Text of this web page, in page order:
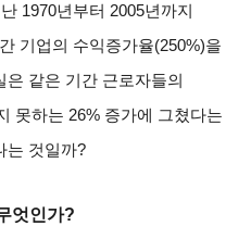
1970년부터 2005년까지
기업의 수익증가율(250%)을
은 같은 기간 근로자들의
못하는 26% 증가에 그쳤다는
는 것일까?
엇인가?